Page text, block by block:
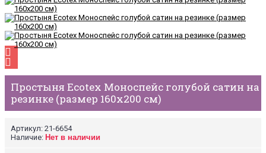
Простыня Ecotex Моноспейс голубой сатин на
резинке (размер 160х200 см)
Артикул: 21-6654
Наличие: Нет в наличии